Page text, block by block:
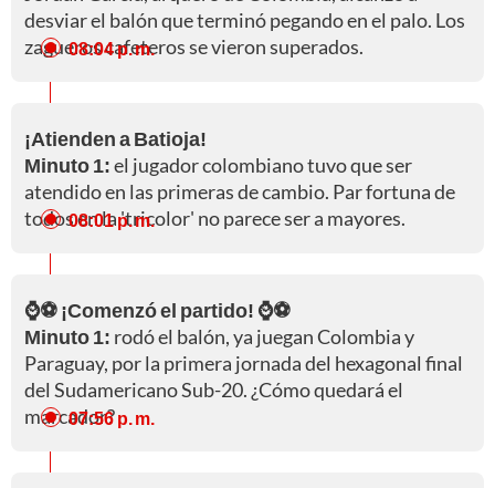
desviar el balón que terminó pegando en el palo. Los
zagueros cafeteros se vieron superados.
08:04 p. m.
¡Atienden a Batioja!
Minuto 1:el jugador colombiano tuvo que ser
atendido en las primeras de cambio. Par fortuna de
todos en la 'tricolor' no parece ser a mayores.
08:01 p. m.
⌚⚽ ¡Comenzó el partido! ⌚⚽
Minuto 1: rodó el balón, ya juegan Colombia y
Paraguay, por la primera jornada del hexagonal final
del Sudamericano Sub-20. ¿Cómo quedará el
marcador?
07:56 p. m.